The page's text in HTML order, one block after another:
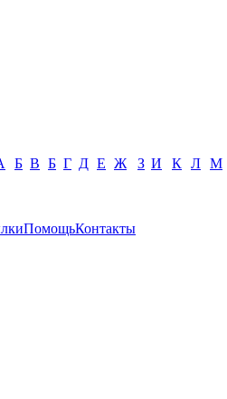
Б В Б Г Д Е Ж З И К Л М
ПомощьКонтакты